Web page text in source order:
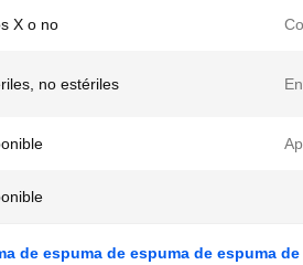
X o no
no estériles
de espuma de espuma de espuma